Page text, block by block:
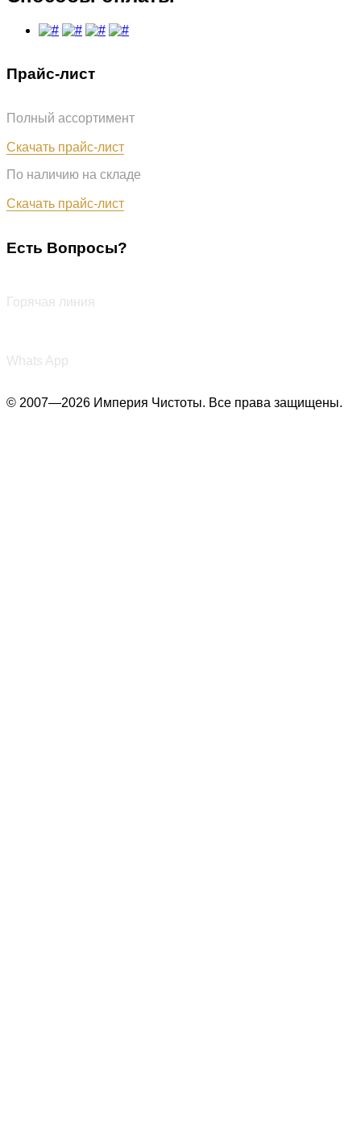
Прайс-лист
Полный ассортимент
Скачать прайс-лист
По наличию на складе
Скачать прайс-лист
Есть Вопросы?
Горячая линия
Whats App
© 2007—2026 Империя Чистоты. Все права защищены.